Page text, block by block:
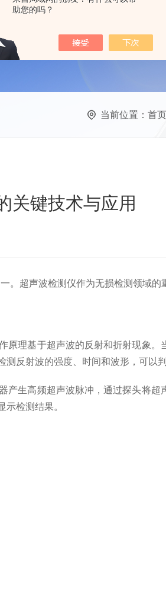
助您的吗？
当前位置： 首页
关键技术与应用
声波检测仪作为无损检测领域的
基于超声波的反射和折射现象。
反射波的强度、时间和波形，可以
高频超声波脉冲，通过探头将超
检测结果。